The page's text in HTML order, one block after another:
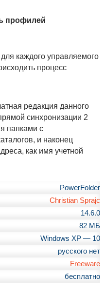
профилей
каждого управляемого
процесс
редакция данного
синхронизации 2
папками с
и наконец
как имя учетной
PowerFolder
Christian Sprajc
14.6.0
82 МБ
Windows XP — 10
русского нет
Freeware
бесплатно